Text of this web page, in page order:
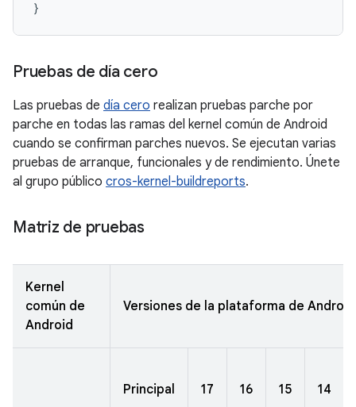
Pruebas de día cero
Las pruebas de día cero realizan pruebas parche por
parche en todas las ramas del kernel común de Android
cuando se confirman parches nuevos. Se ejecutan varias
pruebas de arranque, funcionales y de rendimiento. Únete
al grupo público cros-kernel-buildreports.
Matriz de pruebas
Kernel
común de
Android
Versiones de la plataforma de Android
Principal 17 16 15 14